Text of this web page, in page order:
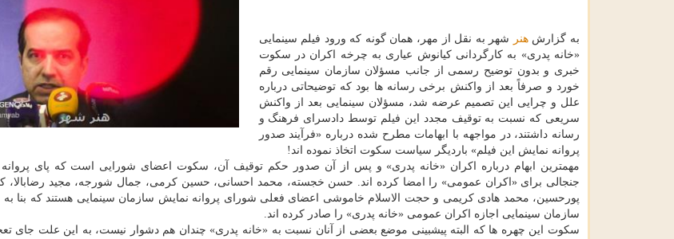
به گزارشهنر
شهر به نقل از مهر، همان گونه كه ورود فیلم سینمایی
«خانه پدری» به كارگردانی كیانوش عیاری به چرخه اكران در سكوت
خبری و بدون توضیح رسمی از جانب مسؤلان سازمان سینمایی رقم
خورد و صرفاً بعد از واكنش برخی رسانه ها بود كه توضیحاتی درباره
علل و چرایی این تصمیم عرضه شد، مسؤلان سینمایی بعد از واكنش
سریعی كه نسبت به توقیف مجدد این فیلم توسط دادسرای فرهنگ و
رسانه داشتند، در مواجهه با ابهامات مطرح شده درباره «فرآیند صدور
پروانه نمایش این فیلم» باردیگر سیاست سكوت اتخاذ نموده اند!
مهمترین ابهام درباره اكران «خانه پدری» و پس از آن صدور حكم توقیف آن، سكوت اعضای شورایی است كه پای پروانه
جنجالی برای «اكران عمومی» را امضا كرده اند. حسن خجسته، محمد احسانی، حسین كرمی، جمال شورجه، مجید رضابالا،
پورحسین، محمد هادی كریمی و حجت الاسلام خاموشی اعضای فعلی شورای پروانه نمایش سازمان سینمایی هستند كه بنا به
سازمان سینمایی اجازه اكران عمومی «خانه پدری» را صادر كرده اند.
سكوت این چهره ها كه البته پیشبینی موضع بعضی از آنان نسبت به «خانه پدری» چندان هم دشوار نیست، به این علت جای